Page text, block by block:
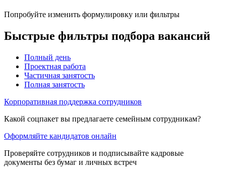
Попробуйте изменить формулировку или фильтры
Быстрые фильтры подбора вакансий
Полный день
Проектная работа
Частичная занятость
Полная занятость
Корпоративная поддержка сотрудников
Какой соцпакет вы предлагаете семейным сотрудникам?
Оформляйте кандидатов онлайн
Проверяйте сотрудников и подписывайте кадровые
документы без бумаг и личных встреч